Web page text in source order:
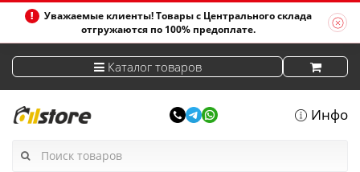
Уважаемые клиенты! Товары с Центрального склада
отгружаются по 100% предоплате.
Каталог товаров
Инфо